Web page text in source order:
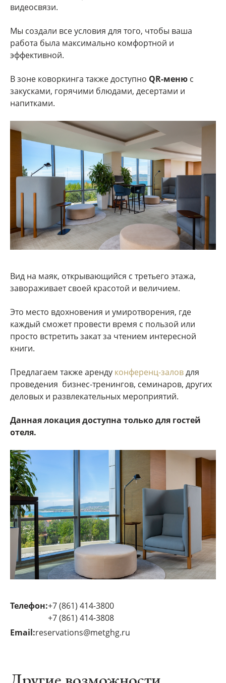
видеосвязи.
Мы создали все условия для того, чтобы ваша
работа была максимально комфортной и
эффективной.
В зоне коворкинга также доступно QR-меню с
закусками, горячими блюдами, десертами и
напитками.
Вид на маяк, открывающийся с третьего этажа,
завораживает своей красотой и величием.
Это место вдохновения и умиротворения, где
каждый сможет провести время с пользой или
просто встретить закат за чтением интересной
книги.
Предлагаем также аренду конференц-заловдля
проведения бизнес-тренингов, семинаров, других
деловых и развлекательных мероприятий.
Данная локация доступна только для гостей
отеля.
Телефон:+7 (861) 414-3800
+7 (861) 414-3808
Email:reservations@metghg.ru